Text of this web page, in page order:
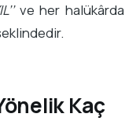
ve her halükârda
Kaç